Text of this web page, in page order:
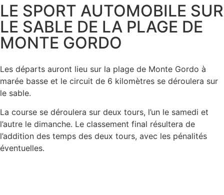
LE SPORT AUTOMOBILE SUR
LE SABLE DE LA PLAGE DE
MONTE GORDO
Les départs auront lieu sur la plage de Monte Gordo à
marée basse et le circuit de 6 kilomètres se déroulera sur
le sable.
La course se déroulera sur deux tours, l’un le samedi et
l’autre le dimanche. Le classement final résultera de
l’addition des temps des deux tours, avec les pénalités
éventuelles.